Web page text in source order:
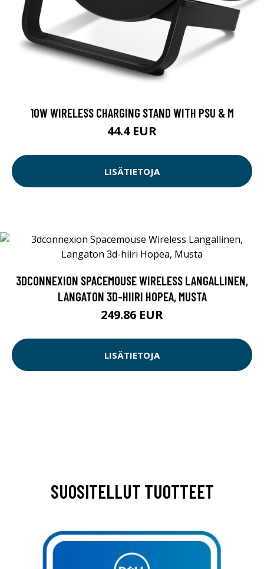
10W WIRELESS CHARGING STAND WITH PSU & M
44.4 EUR
LISÄTIETOJA
3DCONNEXION SPACEMOUSE WIRELESS LANGALLINEN,
LANGATON 3D-HIIRI HOPEA, MUSTA
249.86 EUR
LISÄTIETOJA
SUOSITELLUT TUOTTEET